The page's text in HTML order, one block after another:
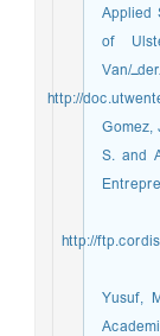
of
available from: aـetـ.Sijde,P.Cـderـ/Van
http://
S. and
http://